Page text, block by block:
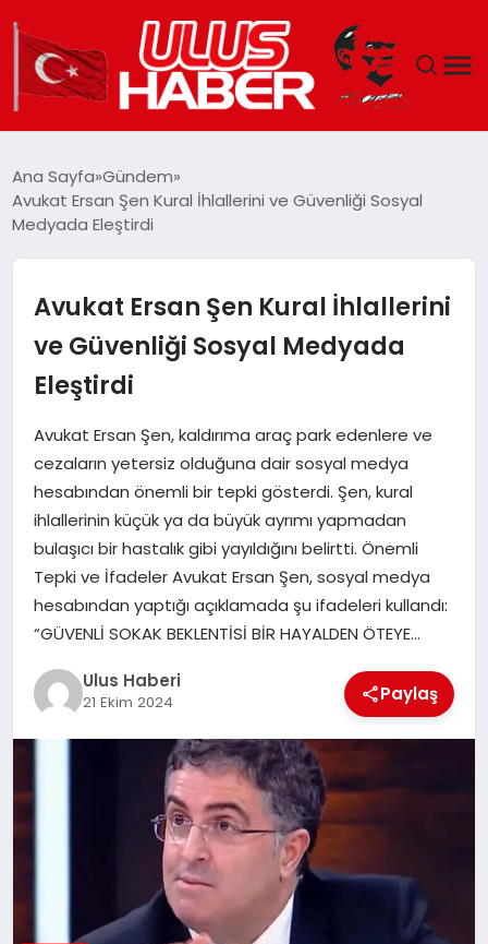
DÜNYA
TEKNOLOJI
EĞITIM
MAGAZIN
SPOR
YAŞAM
Ana Sayfa Gündem
Avukat Ersan Şen Kural İhlallerini ve Güvenliği Sosyal
Medyada Eleştirdi
Avukat Ersan Şen Kural İhlallerini
ve Güvenliği Sosyal Medyada
Eleştirdi
Avukat Ersan Şen, kaldırıma araç park edenlere ve
cezaların yetersiz olduğuna dair sosyal medya
hesabından önemli bir tepki gösterdi. Şen, kural
ihlallerinin küçük ya da büyük ayrımı yapmadan
bulaşıcı bir hastalık gibi yayıldığını belirtti. Önemli
Tepki ve İfadeler Avukat Ersan Şen, sosyal medya
hesabından yaptığı açıklamada şu ifadeleri kullandı:
“GÜVENLİ SOKAK BEKLENTİSİ BİR HAYALDEN ÖTEYE…
Ulus Haberi
21 Ekim 2024 Paylaş